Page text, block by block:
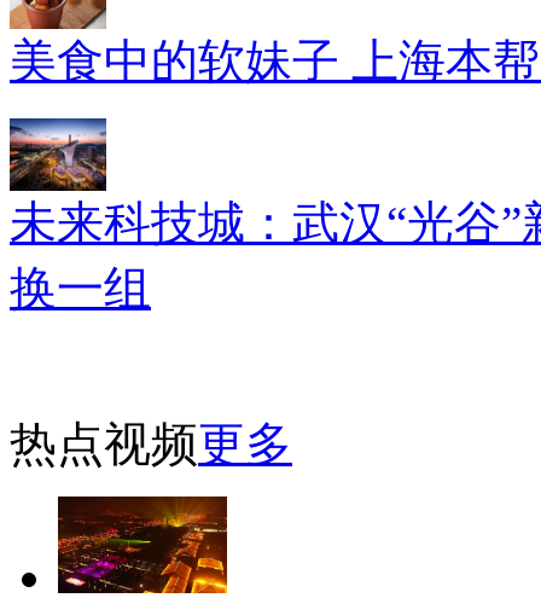
美食中的软妹子 上海本
未来科技城：武汉“光谷”
换一组
热点视频更多